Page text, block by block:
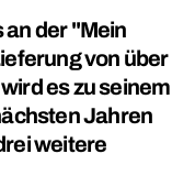
an der "Mein
von über
es zu seinem
Jahren
weitere